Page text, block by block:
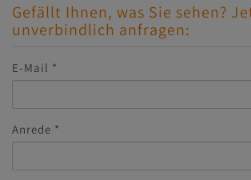
Gefällt Ihnen, was Sie sehen?
unverbindlich anfragen:
E-Mail
Anrede